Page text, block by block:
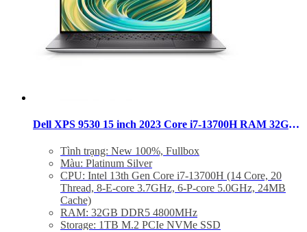
Dell XPS 9530 15 inch 2023 Core i7-13700H RAM 32GB SSD 1TB FHD+ RTX 4050
Tình trạng: New 100%, Fullbox
Màu: Platinum Silver
CPU: Intel 13th Gen Core i7-13700H (14 Core, 20
Thread, 8-E-core 3.7GHz, 6-P-core 5.0GHz, 24MB
Cache)
RAM: 32GB DDR5 4800MHz
Storage: 1TB M.2 PCIe NVMe SSD